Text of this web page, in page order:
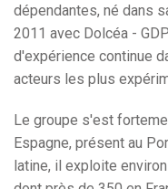
dépendantes, né dans
2011 avec Dolcéa -
d'expérience continue
acteurs les plus
Le groupe s'est
Espagne, présent au
latine, il exploite